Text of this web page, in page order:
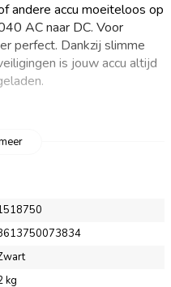
andere accu moeiteloos op
AC naar DC. Voor
perfect. Dankzij slimme
is jouw accu altijd
ervoor dat jouw accu
veilig wordt opgeladen.
met de boost-functie
en past het laadproces
voor meerdere
AGM, loodzuur en
kg